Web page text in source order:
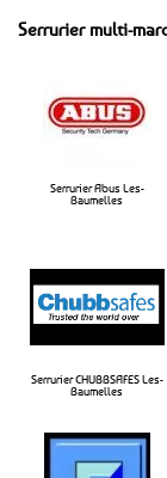
Serrurier multi-
Serrurier Abus Les-
Baumelles
Serrurier CHUBBSAFES Les-
Baumelles​